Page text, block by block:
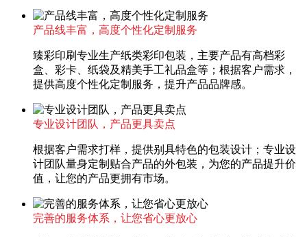
产品线丰富，高度个性化定制服务
臻彩印刷专业生产纸类彩印包装，主要产品有高档彩
盒、彩卡、纸袋及精美手工礼品盒等；根据客户需求，
提供高度个性化定制服务，提升产品品牌感。
专业设计团队，产品更具卖点
根据客户需求打样，提供别具特色的包装设计；专业设
计团队量身定制贴合产品的外包装，为您的产品提升价
值，让您的产品更拥有市场。
完善的服务体系，让您省心更放心